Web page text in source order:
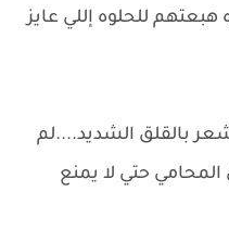
للحلوه إللي عايز
بالقلق الشديد....لم
المحامي حتي لا يمنع